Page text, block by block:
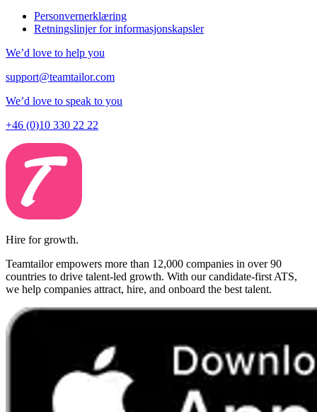
Personvernerklæring
Retningslinjer for informasjonskapsler
We’d love to help you
support@teamtailor.com
We’d love to speak to you
+46 (0)10 330 22 22
Hire for growth.
Teamtailor empowers more than 12,000 companies in over 90
countries to drive talent-led growth. With our candidate-first ATS,
we help companies attract, hire, and onboard the best talent.